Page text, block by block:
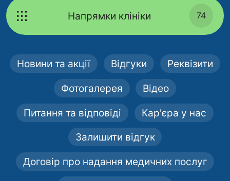
Напрямки клініки 74
Новини та акції Відгуки Реквізити
Фотогалерея Відео
Питання та відповіді Кар'єра у нас
Залишити відгук
Договір про надання медичних послуг